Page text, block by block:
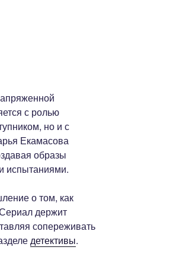
с ролью
но и с
Екамасова
образы
испытаниями.
о том, как
держит
сопереживать
детективы.